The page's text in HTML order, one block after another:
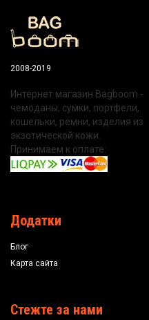
2008-2019
Интернет магазин Bagboom -
чемоданы, сумки, портфели,
кошельки, ремни, изделия из
экзотической кожи.
Принимаем к оплате:
Додатки
Блог
Карта сайта
Стежте за нами